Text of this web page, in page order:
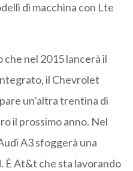
di macchina con Lte
che nel 2015 lancerà il
il Chevrolet
un’altra trentina di
il prossimo anno. Nel
A3 sfoggerà una
È At&t che sta lavorando